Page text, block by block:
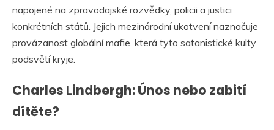
napojené na zpravodajské rozvědky, policii a justici
konkrétních států. Jejich mezinárodní ukotvení naznačuje
provázanost globální mafie, která tyto satanistické kulty
podsvětí kryje.
Charles Lindbergh: Únos nebo zabití
dítěte?